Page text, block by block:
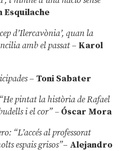
Esquilache
d’Ilercavònia’, quan la
amb el passat– Karol
– Toni Sabater
pintat la història de Rafael
i el cor” –Óscar Mora
“L’accés al professorat
espais grisos”– Alejandro